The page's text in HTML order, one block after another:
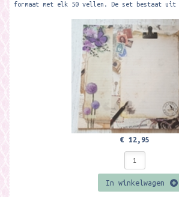
formaat met elk 50 vellen. De set bestaat
€ 12,95
In winkelwagen